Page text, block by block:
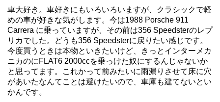
車大好き。車好きにもいろいろいますが、クラシックで軽
めの車が好きな気がします。今は1988 Porsche 911
Carrera に乗っていますが、その前は356 Speedsterのレプ
リカでした。どうも356 Speedsterに戻りたい感じです。
今度買うときは本物といきたいけど、きっとインターメカ
ニカのにFLAT6 2000ccを乗っけた奴にするんじゃないか
と思ってます。これかって前みたいに雨漏りさせて床に穴
があいたなんてことは避けたいので、車庫も建てないとい
かんです。